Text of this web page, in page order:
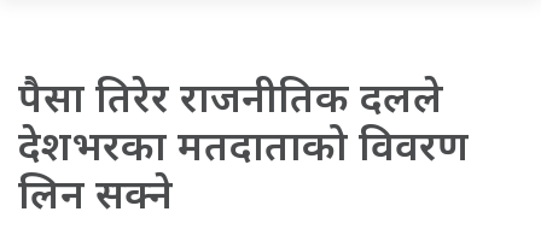
पैसा तिरेर राजनीतिक दलले
देशभरका मतदाताको विवरण
लिन सक्ने